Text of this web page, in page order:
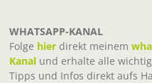
WHATSAPP-KANAL
Folge hier direkt meinem
Kanal und erhalte alle
Tipps und Infos direkt aufs